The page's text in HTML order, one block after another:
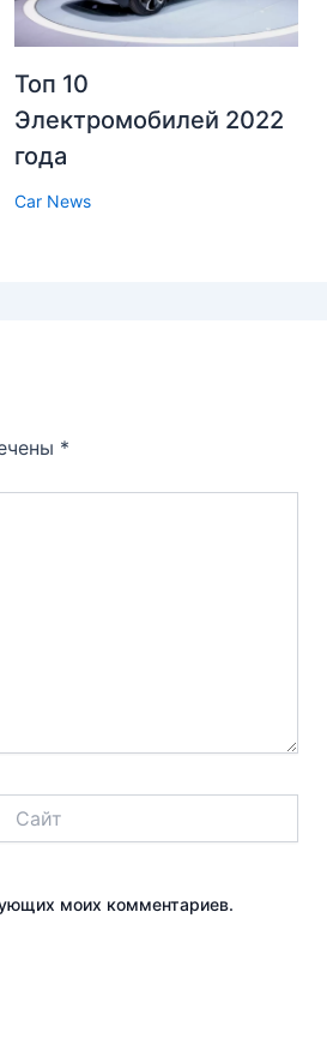
Топ 10
Электромобилей 2022
года
Car News
*
моих комментариев.